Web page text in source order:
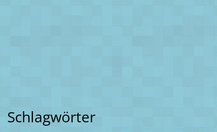
Schlagwörter